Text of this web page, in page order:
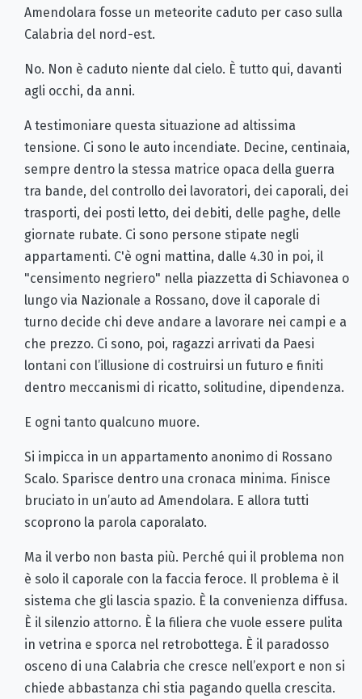
Amendolara fosse un meteorite caduto per caso sulla
Calabria del nord-est.
No. Non è caduto niente dal cielo. È tutto qui, davanti
agli occhi, da anni.
A testimoniare questa situazione ad altissima
tensione. Ci sono le auto incendiate. Decine, centinaia,
sempre dentro la stessa matrice opaca della guerra
tra bande, del controllo dei lavoratori, dei caporali, dei
trasporti, dei posti letto, dei debiti, delle paghe, delle
giornate rubate. Ci sono persone stipate negli
appartamenti. C'è ogni mattina, dalle 4.30 in poi, il
"censimento negriero" nella piazzetta di Schiavonea o
lungo via Nazionale a Rossano, dove il caporale di
turno decide chi deve andare a lavorare nei campi e a
che prezzo. Ci sono, poi, ragazzi arrivati da Paesi
lontani con l’illusione di costruirsi un futuro e finiti
dentro meccanismi di ricatto, solitudine, dipendenza.
E ogni tanto qualcuno muore.
Si impicca in un appartamento anonimo di Rossano
Scalo. Sparisce dentro una cronaca minima. Finisce
bruciato in un’auto ad Amendolara. E allora tutti
scoprono la parola caporalato.
Ma il verbo non basta più. Perché qui il problema non
è solo il caporale con la faccia feroce. Il problema è il
sistema che gli lascia spazio. È la convenienza diffusa.
È il silenzio attorno. È la filiera che vuole essere pulita
in vetrina e sporca nel retrobottega. È il paradosso
osceno di una Calabria che cresce nell’export e non si
chiede abbastanza chi stia pagando quella crescita.